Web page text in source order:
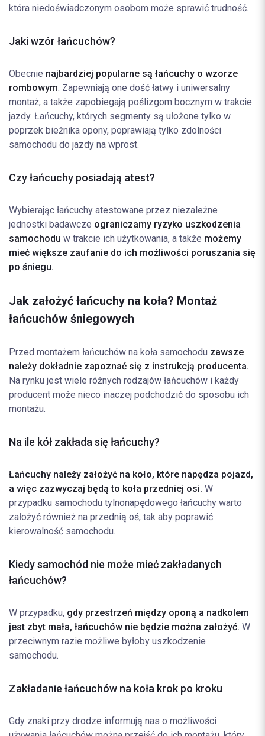
która niedoświadczonym osobom może sprawić trudność.
Jaki wzór łańcuchów?
Obecnie najbardziej popularne są łańcuchy o wzorze
rombowym. Zapewniają one dość łatwy i uniwersalny
montaż, a także zapobiegają poślizgom bocznym w trakcie
jazdy. Łańcuchy, których segmenty są ułożone tylko w
poprzek bieżnika opony, poprawiają tylko zdolności
samochodu do jazdy na wprost.
Czy łańcuchy posiadają atest?
Wybierając łańcuchy atestowane przez niezależne
jednostki badawcze ograniczamy ryzyko uszkodzenia
samochodu w trakcie ich użytkowania, a także możemy
mieć większe zaufanie do ich możliwości poruszania się
po śniegu.
Jak założyć łańcuchy na koła? Montaż
łańcuchów śniegowych
Przed montażem łańcuchów na koła samochodu zawsze
należy dokładnie zapoznać się z instrukcją producenta.
Na rynku jest wiele różnych rodzajów łańcuchów i każdy
producent może nieco inaczej podchodzić do sposobu ich
montażu.
Na ile kół zakłada się łańcuchy?
Łańcuchy należy założyć na koło, które napędza pojazd,
a więc zazwyczaj będą to koła przedniej osi. W
przypadku samochodu tylnonapędowego łańcuchy warto
założyć również na przednią oś, tak aby poprawić
kierowalność samochodu.
Kiedy samochód nie może mieć zakładanych
łańcuchów?
W przypadku, gdy przestrzeń między oponą a nadkolem
jest zbyt mała, łańcuchów nie będzie można założyć. W
przeciwnym razie możliwe byłoby uszkodzenie
samochodu.
Zakładanie łańcuchów na koła krok po kroku
Gdy znaki przy drodze informują nas o możliwości